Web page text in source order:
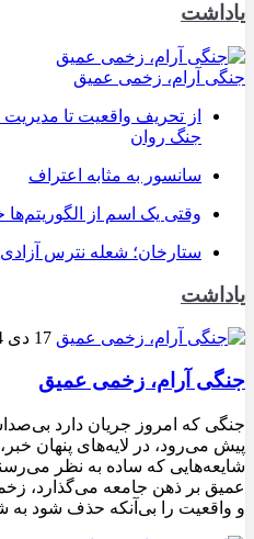
یاداشت
جنگی آرام، زخمی عمیق
از تحریف واقعیت تا
جنگ روان
سانسور به مثابه اعتراف
وقتی یک اسم از
ستارخان؛ شعله نترس
یاداشت
17 دی 1404
جنگی آرام، زخمی عمیق
جنگی که امروز جریان دارد
پیش می‌رود، در لایه‌های پنهان
شایعه‌هایی که ساده به نظر
عمیق بر ذهن جامعه می‌گذارد،
و واقعیت را بی‌آنکه حذف شود